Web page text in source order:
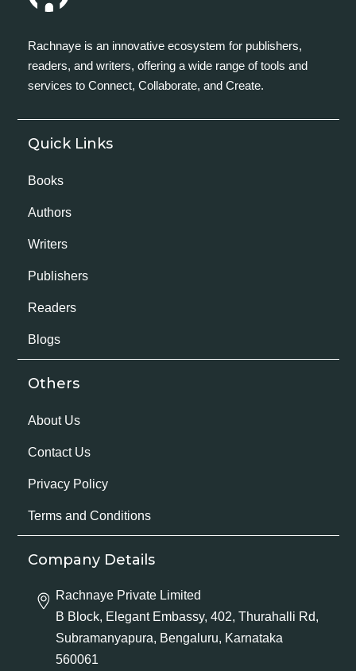
Rachnaye is an innovative ecosystem for publishers,
readers, and writers, offering a wide range of tools and
services to Connect, Collaborate, and Create.
Quick Links
Books
Authors
Writers
Publishers
Readers
Blogs
Others
About Us
Contact Us
Privacy Policy
Terms and Conditions
Company Details
Rachnaye Private Limited
B Block, Elegant Embassy, 402, Thurahalli Rd,
Subramanyapura, Bengaluru, Karnataka
560061